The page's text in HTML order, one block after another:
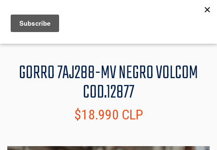
MENU
GORRO 7AJ288-MV NEGRO VOLCOM
COD.12877
$18.990 CLP